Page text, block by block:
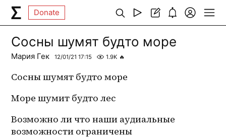
Donate
Сосны шумят будто море
Мария Гек 12/01/21 17:15 1.9K 🔥
Сосны шумят будто море
Море шумит будто лес
Возможно ли что наши аудиальные
возможности ограничены